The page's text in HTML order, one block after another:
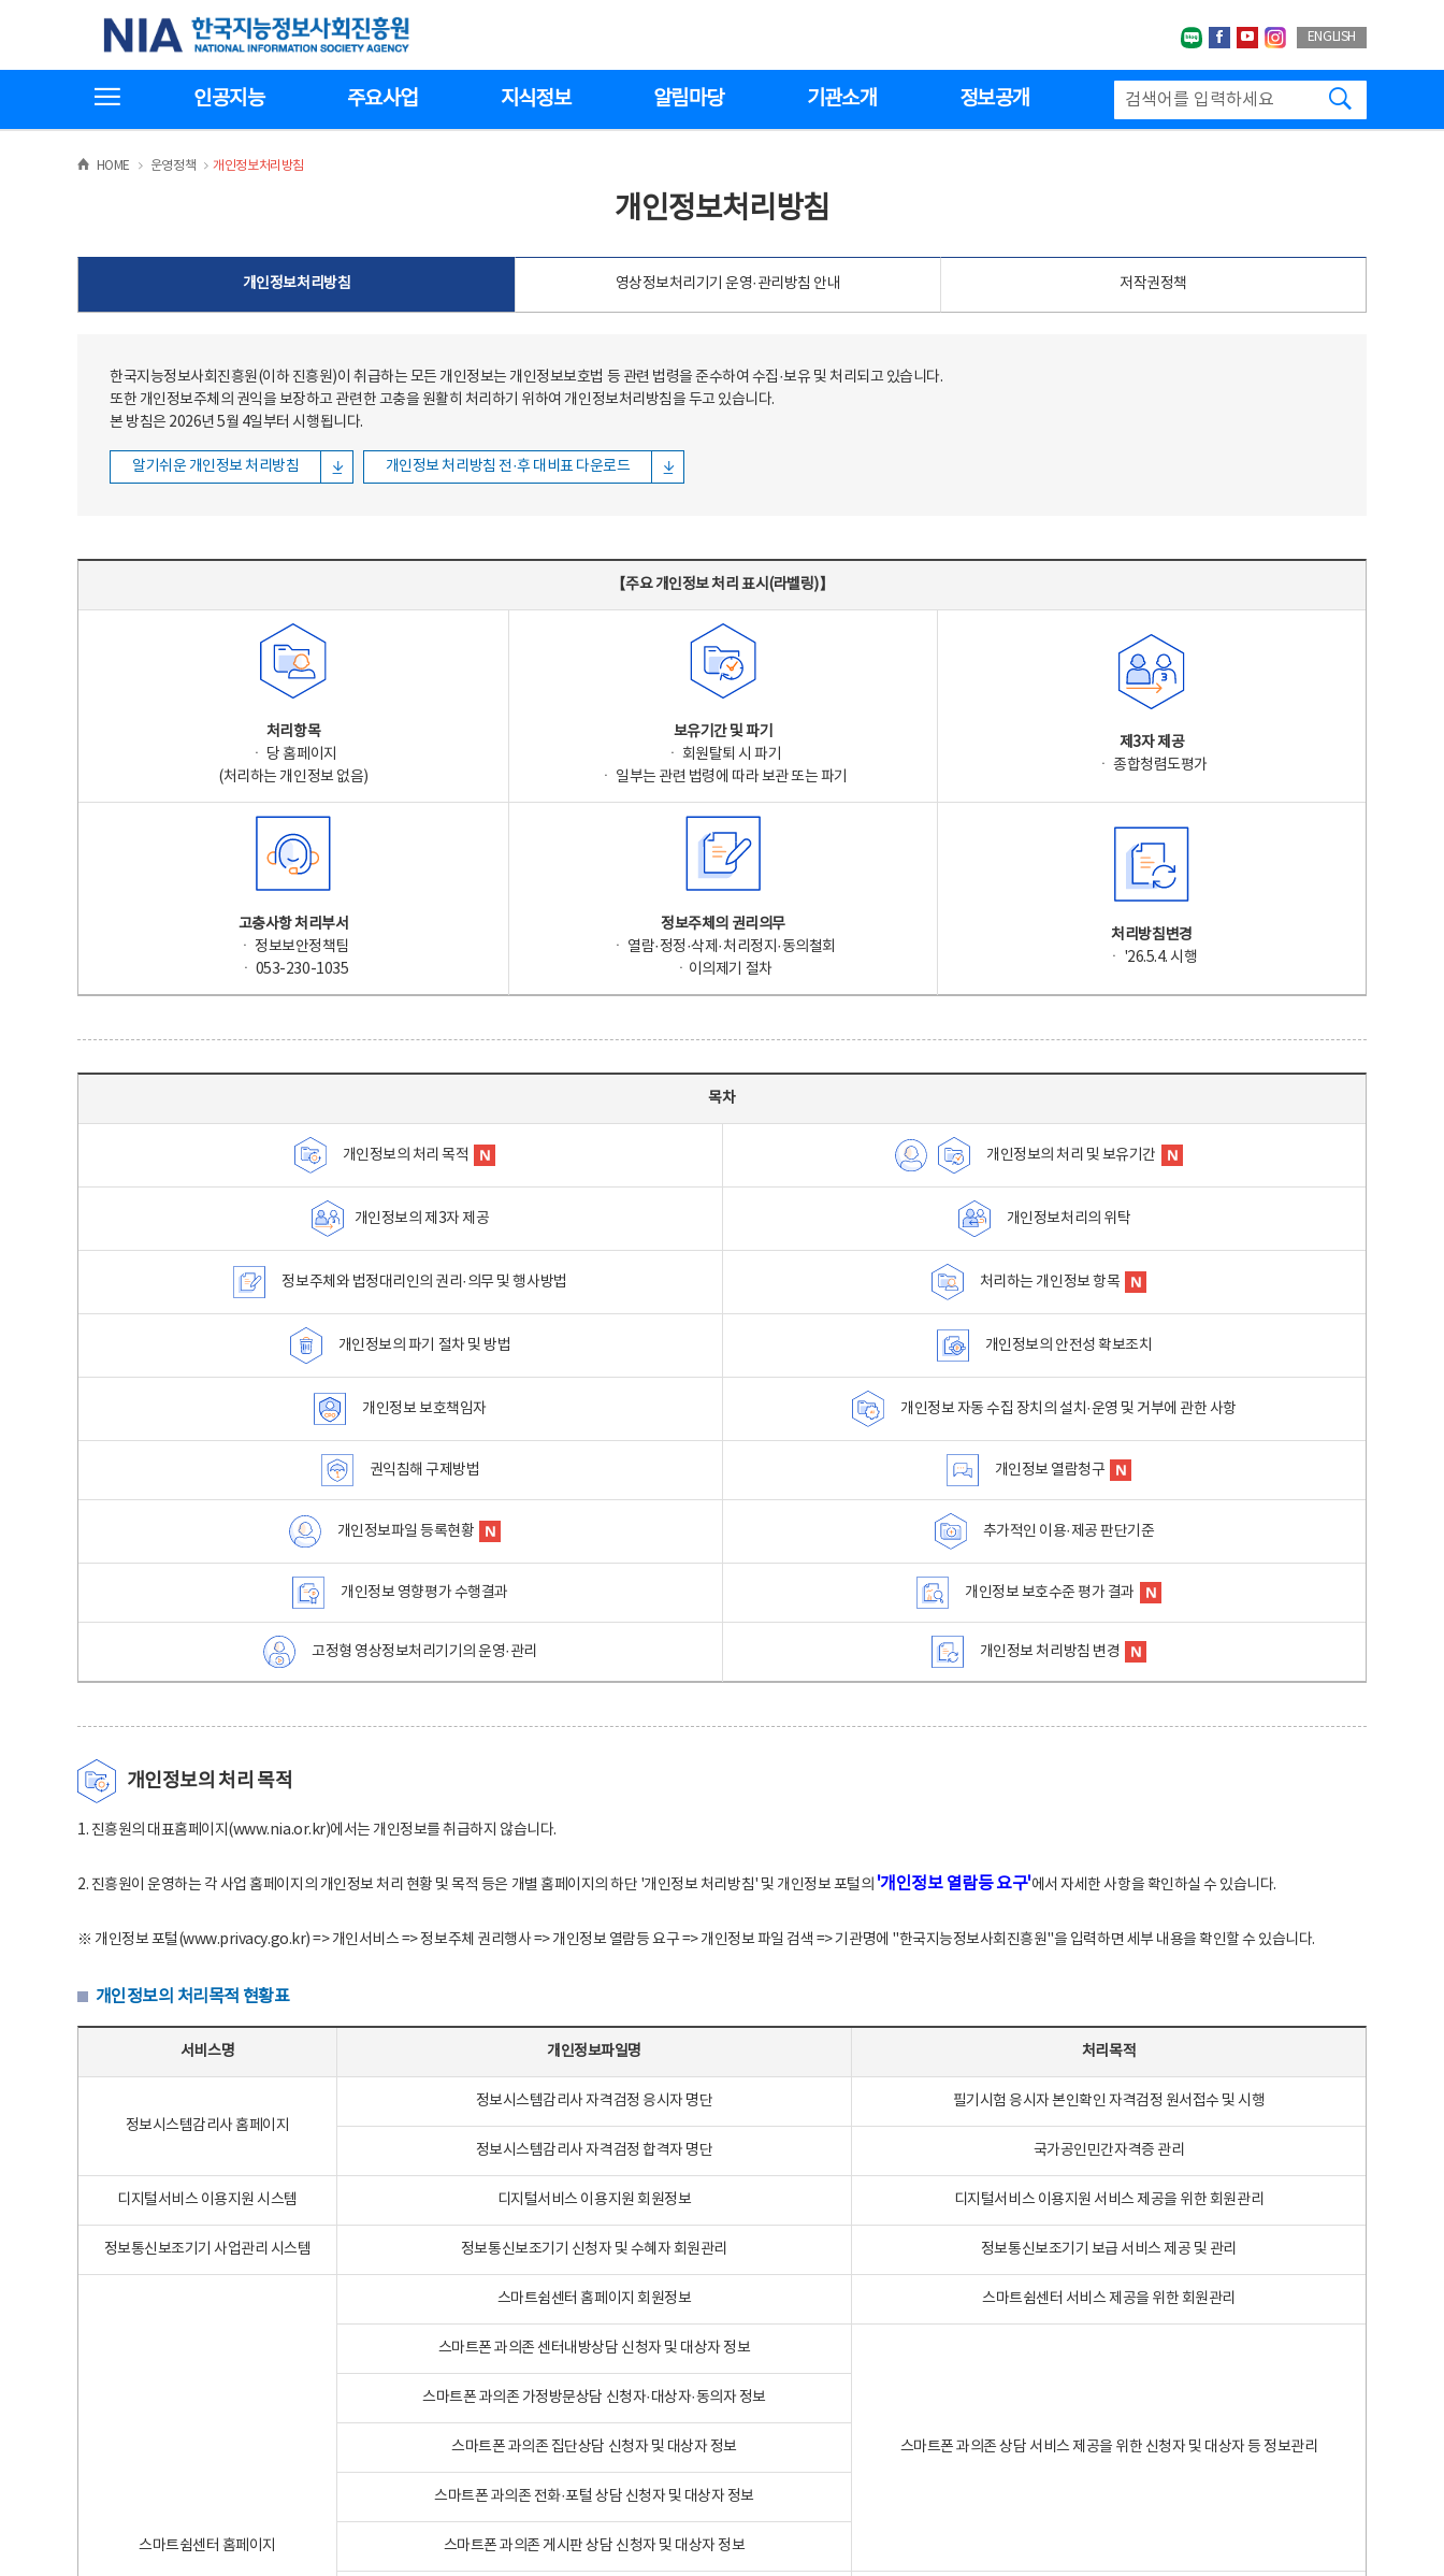
한국지능정보사회진흥원
네이버블로그
페이스북
유투브인스타그랩
ENGLISH
인공지능 주요사업 지식정보 알림마당 기관소개 정보공개
HOME >운영정책 >
개인정보처리방침
개인정보처리방침
개인정보처리방침 영상정보처리기기 운영·관리방침 안내 저작권정책
한국지능정보사회진흥원(이하 진흥원)이 취급하는 모든 개인정보는 개인정보보호법 등 관련 법령을 준수하여 수집·보유 및 처리되고 있습니다.
또한 개인정보주체의 권익을 보장하고 관련한 고충을 원활히 처리하기 위하여 개인정보처리방침을 두고 있습니다.
본 방침은 2026년 5월 4일부터 시행됩니다.
알기쉬운 개인정보 처리방침 개인정보 처리방침 전·후 대비표 다운로드
【주요 개인정보 처리 표시(라벨링)】
처리항목
ㆍ 당 홈페이지
(처리하는 개인정보 없음)
보유기간 및 파기
ㆍ 회원탈퇴 시 파기
ㆍ 일부는 관련 법령에 따라 보관 또는 파기
제3자 제공
ㆍ 종합청렴도평가
고충사항 처리부서
ㆍ 정보보안정책팀
ㆍ 053-230-1035
정보주체의 권리의무
ㆍ 열람·정정·삭제·처리정지·동의철회
ㆍ이의제기 절차
처리방침변경
ㆍ '26.5.4. 시행
목차
개인정보의 처리 목적 개인정보의 처리 및 보유기간
개인정보의 제3자 제공 개인정보처리의 위탁
정보주체와 법정대리인의 권리·의무 및 행사방법 처리하는 개인정보 항목
개인정보의 파기 절차 및 방법 개인정보의 안전성 확보조치
개인정보 보호책임자 개인정보 자동 수집 장치의 설치·운영 및 거부에 관한 사항
권익침해 구제방법 개인정보 열람청구
개인정보파일 등록현황 추가적인 이용·제공 판단기준
개인정보 영향평가 수행결과 개인정보 보호수준 평가 결과
고정형 영상정보처리기기의 운영·관리 개인정보 처리방침 변경
개인정보의 처리 목적
1. 진흥원의 대표홈페이지(www.nia.or.kr)에서는 개인정보를 취급하지 않습니다.
2. 진흥원이 운영하는 각 사업 홈페이지의 개인정보 처리 현황 및 목적 등은 개별 홈페이지의 하단 '개인정보 처리방침' 및 개인정보 포털의 '개인정보 열람등 요구'에서 자세한 사항을 확인하실 수 있습니다.
※ 개인정보 포털(www.privacy.go.kr) => 개인서비스 => 정보주체 권리행사 => 개인정보 열람등 요구 => 개인정보 파일 검색 => 기관명에 "한국지능정보사회진흥원"을 입력하면 세부 내용을 확인할 수 있습니다.
개인정보의 처리목적 현황표
서비스명 개인정보파일명 처리목적
정보시스템감리사 홈페이지
정보시스템감리사 자격검정 응시자 명단 필기시험 응시자 본인확인 자격검정 원서접수 및 시행
정보시스템감리사 자격검정 합격자 명단 국가공인민간자격증 관리
디지털서비스 이용지원 시스템 디지털서비스 이용지원 회원정보 디지털서비스 이용지원 서비스 제공을 위한 회원관리
정보통신보조기기 사업관리 시스템 정보통신보조기기 신청자 및 수혜자 회원관리 정보통신보조기기 보급 서비스 제공 및 관리
스마트쉼센터 홈페이지
스마트쉼센터 홈페이지 회원정보 스마트쉼센터 서비스 제공을 위한 회원관리
스마트폰 과의존 센터내방상담 신청자 및 대상자 정보
스마트폰 과의존 상담 서비스 제공을 위한 신청자 및 대상자 등 정보관리
스마트폰 과의존 가정방문상담 신청자·대상자·동의자 정보
스마트폰 과의존 집단상담 신청자 및 대상자 정보
스마트폰 과의존 전화·포털 상담 신청자 및 대상자 정보
스마트폰 과의존 게시판 상담 신청자 및 대상자 정보